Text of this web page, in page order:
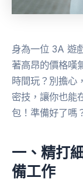
身為一位 3A 遊
著高昂的價格嘆
時間玩？別擔心
密技，讓你也能
包！準備好了嗎
一、精打
備工作